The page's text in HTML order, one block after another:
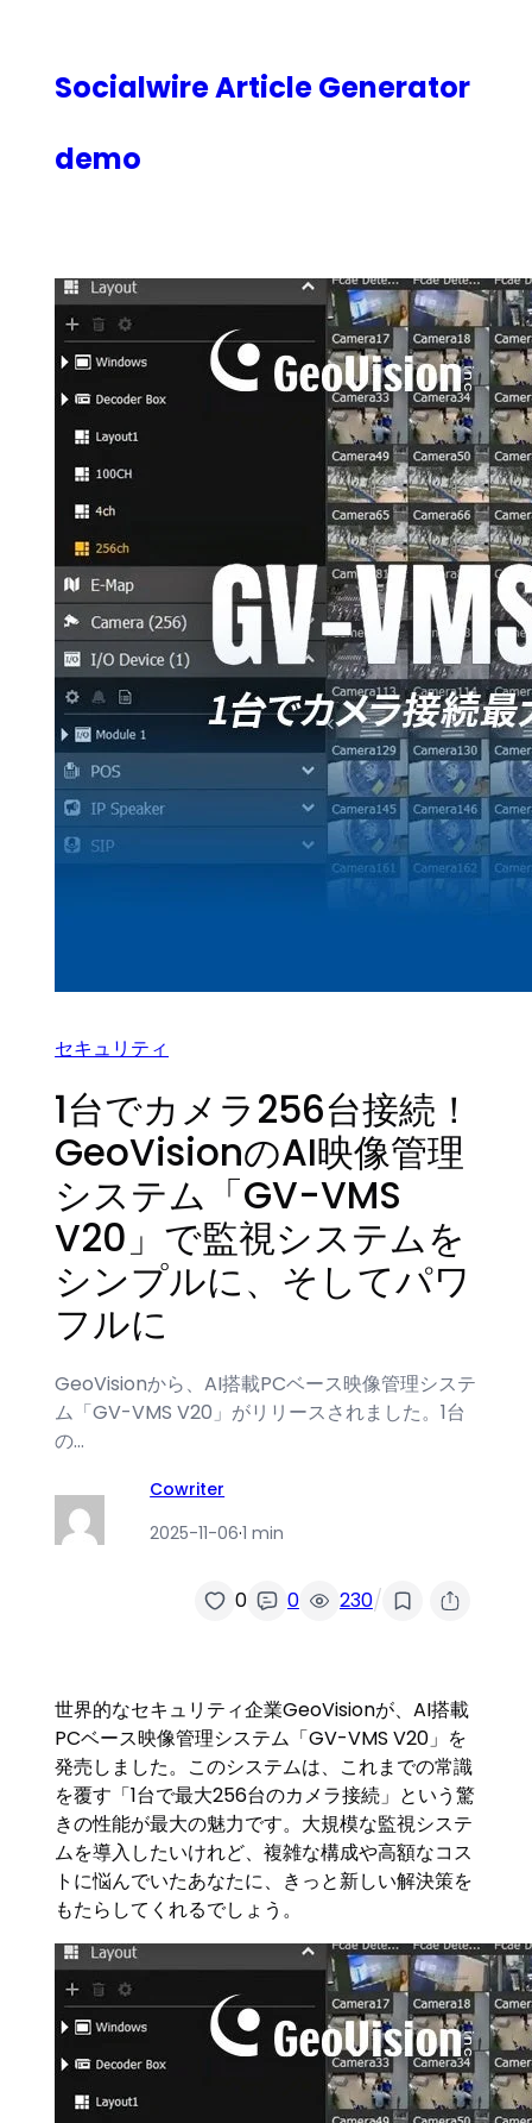
Socialwire Article Generator
demo
セキュリティ
1台でカメラ256台接続！
GeoVisionのAI映像管理
システム「GV-VMS
V20」で監視システムを
シンプルに、そしてパワ
フルに
GeoVisionから、AI搭載PCベース映像管理システ
ム「GV-VMS V20」がリリースされました。1台
の…
Cowriter
2025-11-06·1 min
0 0 230/
世界的なセキュリティ企業GeoVisionが、AI搭載
PCベース映像管理システム「GV-VMS V20」を
発売しました。このシステムは、これまでの常識
を覆す「1台で最大256台のカメラ接続」という驚
きの性能が最大の魅力です。大規模な監視システ
ムを導入したいけれど、複雑な構成や高額なコス
トに悩んでいたあなたに、きっと新しい解決策を
もたらしてくれるでしょう。